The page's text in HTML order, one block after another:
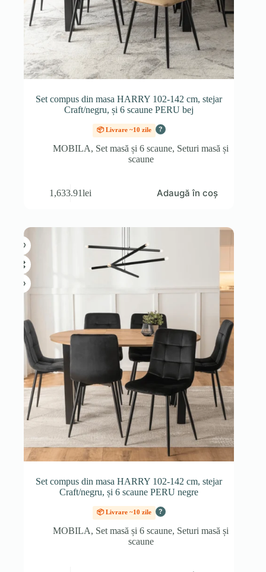
Set compus din masa HARRY 102-142 cm, stejar
Craft/negru, și 6 scaune PERU bej
📦 Livrare ~10 zile ?
MOBILA, Set masă și 6 scaune, Seturi masă și
scaune
1,633.91lei Adaugă în coș
Set compus din masa HARRY 102-142 cm, stejar
Craft/negru, și 6 scaune PERU negre
📦 Livrare ~10 zile ?
MOBILA, Set masă și 6 scaune, Seturi masă și
scaune